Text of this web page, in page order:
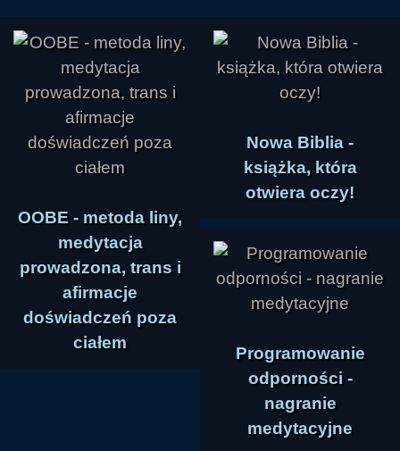
OOBE - metoda liny,
medytacja
prowadzona, trans i
afirmacje
doświadczeń poza
ciałem
Nowa Biblia -
książka, która
otwiera oczy!
Programowanie
odporności -
nagranie
medytacyjne